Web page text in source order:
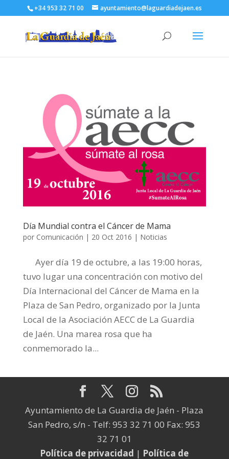
+34 953 32 71 00 ayuntamiento@laguardiadejaen.es
Día Mundial contra el Cáncer de Mama
por Comunicación | 20 Oct 2016 | Noticias
Ayer día 19 de octubre, a las 19:00 horas,
tuvo lugar una concentración con motivo del
Día Internacional del Cáncer de Mama en la
Plaza de San Pedro, organizado por la Junta
Local de la Asociación AECC de La Guardia
de Jaén. Una marea rosa que ha
conmemorado la...
Ayuntamiento de La Guardia de Jaén - Plaza
San Pedro, s/n - Telf: 953 32 71 00 Fax: 953
32 71 01
Política de privacidad | Política de